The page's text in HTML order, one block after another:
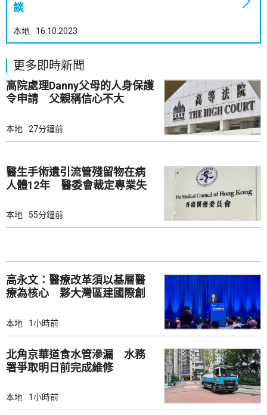
談
本地 16.10.2023
更多即時新聞
高院處理Danny父母的人身保護
令申請 父親稱信心不大
本地 27分鐘前
醫生手術遺引流管殘留物在病
人體12年 醫委會裁定專業失
本地 55分鐘前
高永文：醫療改革須以基層醫
療為核心 夥大灣區建國際創
本地 1小時前
北角京華道食水管滲漏 水務
署爭取明日前完成維修
本地 1小時前